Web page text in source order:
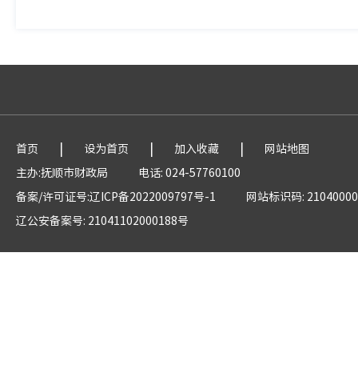
首页 | 设为首页 | 加入收藏 |
网站地图
主办:抚顺市财政局
电话: 024-57760100
备案/许可证号:辽ICP备2022009797号-1
网站标识码:
辽公安备案号: 21041102000188号